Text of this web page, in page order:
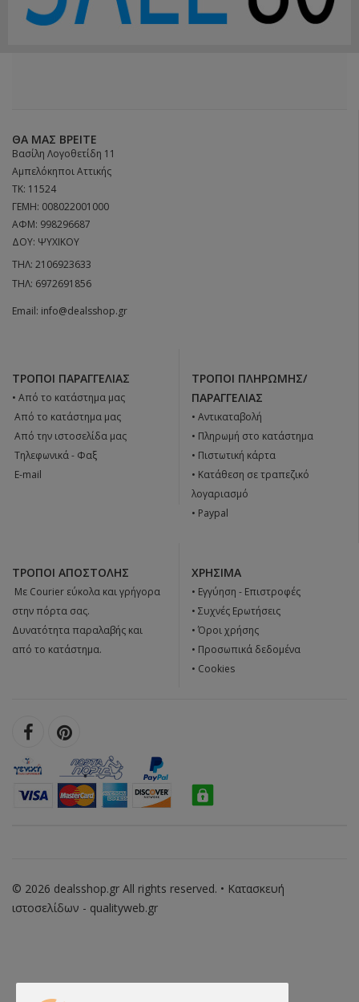
ΘΑ ΜΑΣ ΒΡΕΊΤΕ
Βασίλη Λογοθετίδη 11
Αμπελόκηποι Αττικής
ΤΚ: 11524
ΓΕΜΗ: 008022001000
ΑΦΜ: 998296687
ΔΟΥ: ΨΥΧΙΚΟΥ
ΤΗΛ: 2106923633
ΤΗΛ: 6972691856
Email: info@dealsshop.gr
ΤΡΌΠΟΙ ΠΑΡΑΓΓΕΛΊΑΣ
• Από το κατάστημα μας
 Από το κατάστημα μας
 Από την ιστοσελίδα μας
 Tηλεφωνικά - Φαξ
 E-mail
ΤΡΌΠΟΙ ΠΛΗΡΩΜΉΣ/
ΠΑΡΑΓΓΕΛΊΑΣ
• Αντικαταβολή
• Πληρωμή στο κατάστημα
• Πιστωτική κάρτα
• Κατάθεση σε τραπεζικό
λογαριασμό
• Paypal
ΤΡΌΠΟΙ ΑΠΟΣΤΟΛΉΣ
 Με Courier εύκολα και γρήγορα
στην πόρτα σας.
Δυνατότητα παραλαβής και
από το κατάστημα.
ΧΡΉΣΙΜΑ
• Εγγύηση - Επιστροφές
• Συχνές Ερωτήσεις
• Όροι χρήσης
• Προσωπικά δεδομένα
• Cookies
© 2026 dealsshop.gr All rights reserved. • Κατασκευή
ιστοσελίδων - qualityweb.gr